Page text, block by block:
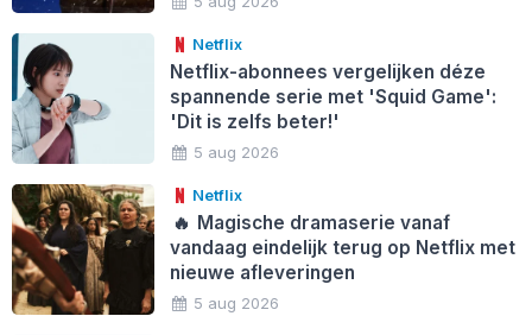
Netflix
Netflix-abonnees vergelijken déze
spannende serie met 'Squid Game':
'Dit is zelfs beter!'
5 aug 2026
Netflix
🔥 Magische dramaserie vanaf
vandaag eindelijk terug op Netflix met
nieuwe afleveringen
5 aug 2026